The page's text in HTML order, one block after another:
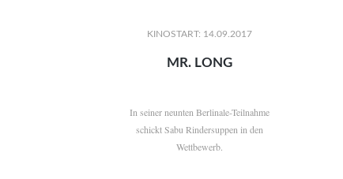
KINOSTART: 14.09.2017
MR. LONG
In seiner neunten Berlinale-Teilnahme
schickt Sabu Rindersuppen in den
Wettbewerb.